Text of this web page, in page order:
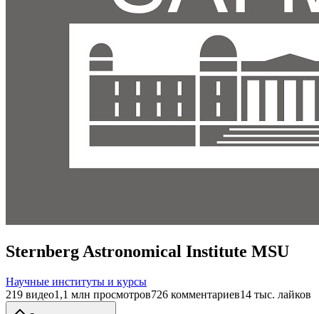
Sternberg Astronomical Institute MSU
Научные институты и курсы
219 видео1,1 млн просмотров726 комментариев14 тыс. лайков